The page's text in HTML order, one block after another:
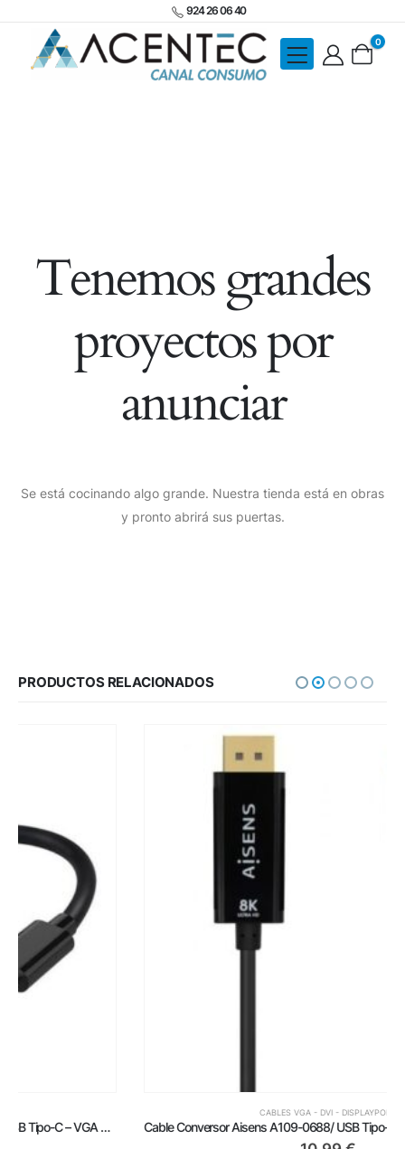
924 26 06 40
0
Tenemos grandes
proyectos por
anunciar
Se está cocinando algo grande. Nuestra tienda está en obras
y pronto abrirá sus puertas.
PRODUCTOS RELACIONADOS
CABLES VGA - DVI - DISPLAYPORT
Cable Conversor Aisens A109-0688/ USB Tipo-C Macho – DisplayPort Macho/ Hasta 27W/ 1250Mbps/ 80cm/ Negro